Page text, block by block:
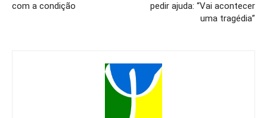
com a condição
pedir ajuda: “Vai acontecer
uma tragédia”